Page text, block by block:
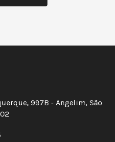
997B - Angelim, São